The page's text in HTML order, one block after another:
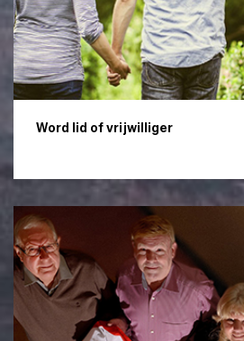
Word lid of vrijwilliger